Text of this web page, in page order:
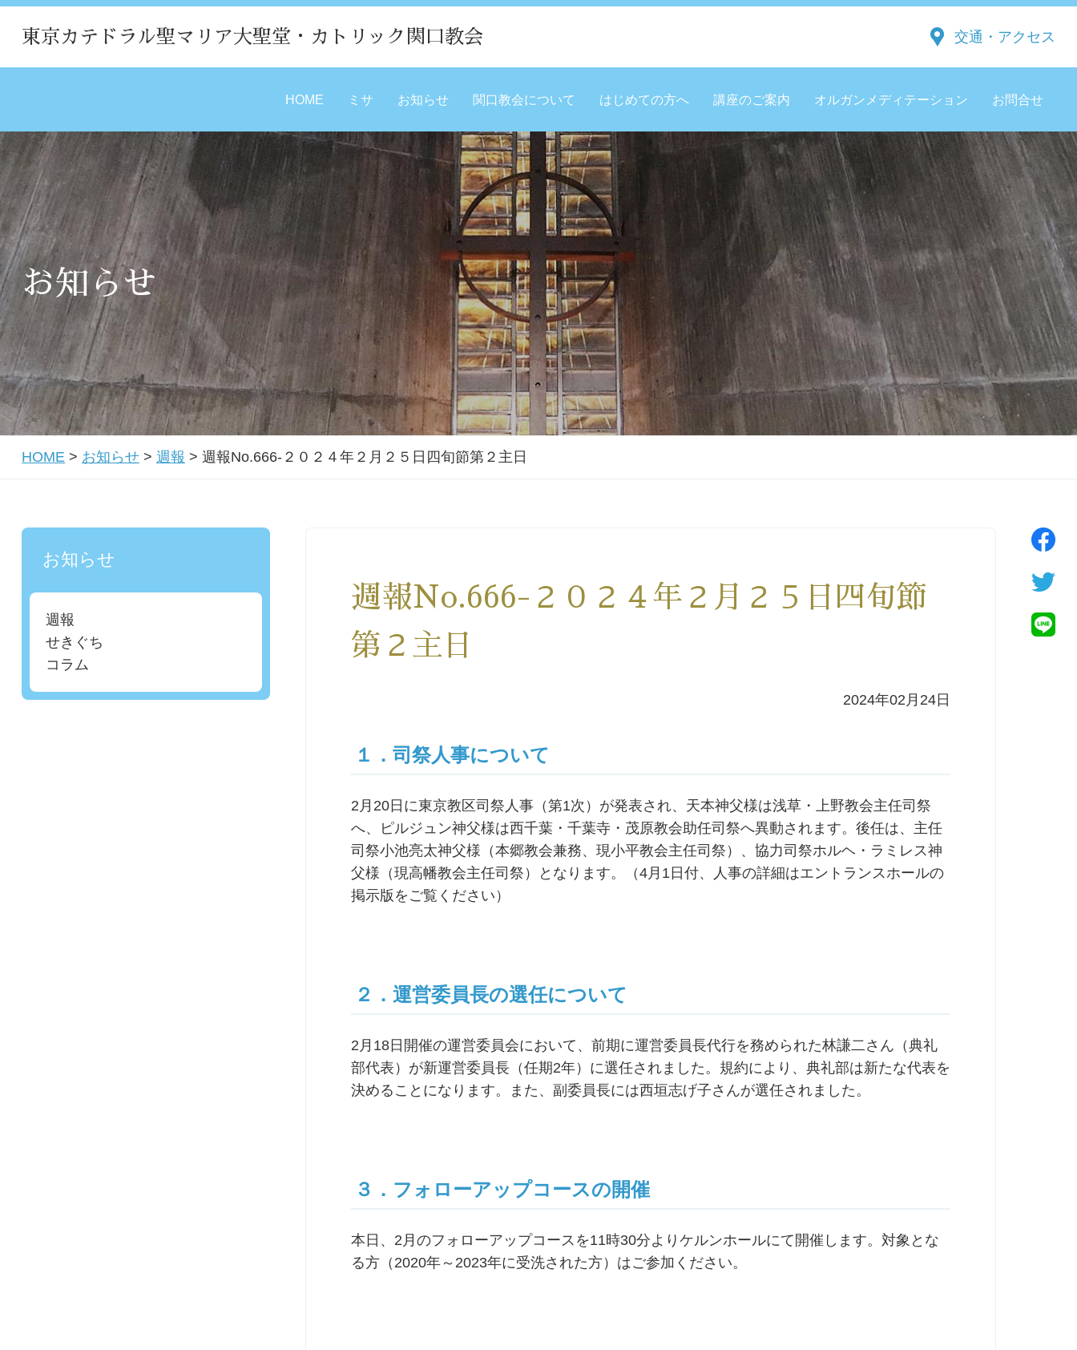
東京カテドラル聖マリア大聖堂・カトリック関口教会 交通・アクセス
HOME ミサ お知らせ 関口教会について はじめての方へ 講座のご案内 オルガンメディテーション お問合せ
お知らせ
HOME > お知らせ > 週報 > 週報No.666-２０２４年２月２５日四旬節第２主日
週報No.666-２０２４年２月２５日四旬節
第２主日
2024年02月24日
１．司祭人事について
2月20日に東京教区司祭人事（第1次）が発表され、天本神父様は浅草・上野教会主任司祭
へ、ピルジュン神父様は西千葉・千葉寺・茂原教会助任司祭へ異動されます。後任は、主任
司祭小池亮太神父様（本郷教会兼務、現小平教会主任司祭）、協力司祭ホルヘ・ラミレス神
父様（現高幡教会主任司祭）となります。（4月1日付、人事の詳細はエントランスホールの
掲示版をご覧ください）
２．運営委員長の選任について
2月18日開催の運営委員会において、前期に運営委員長代行を務められた林謙二さん（典礼
部代表）が新運営委員長（任期2年）に選任されました。規約により、典礼部は新たな代表を
決めることになります。また、副委員長には西垣志げ子さんが選任されました。
３．フォローアップコースの開催
本日、2月のフォローアップコースを11時30分よりケルンホールにて開催します。対象とな
る方（2020年～2023年に受洗された方）はご参加ください。
お知らせ
週報
せきぐち
コラム